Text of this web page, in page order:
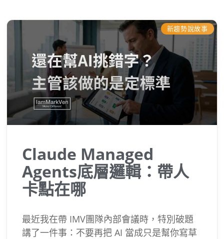
新趨勢說故事
Claude Managed
Agents底層邏輯：帶人
卡點在哪
最近我在帶 IMV團隊內部會議時，特別破題
講了一件事：不要再把 AI 當成只是幫你寫草